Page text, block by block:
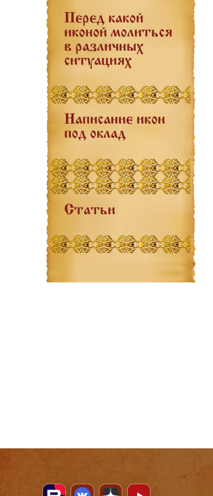
Перед какой
иконой молиться
в различных
ситуациях
Написание икон
под оклад
Статьи